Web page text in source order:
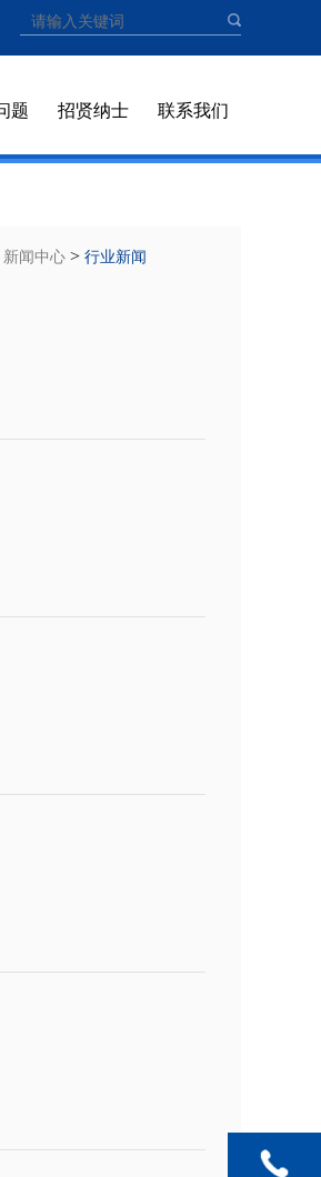
题 招贤纳士 联系我们
新闻中心 > 行业新闻
0722-